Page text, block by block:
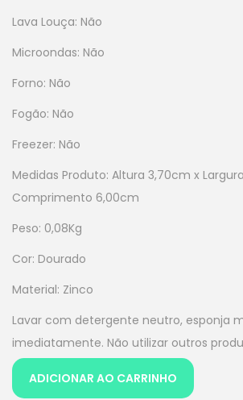
Lava Louça: Não
Microondas: Não
Forno: Não
Fogão: Não
Freezer: Não
Medidas Produto: Altura 3,70cm x
Comprimento 6,00cm
Peso: 0,08Kg
Cor: Dourado
Material: Zinco
Lavar com detergente neutro, esponja
imediatamente. Não utilizar outros
ADICIONAR AO CARRINHO